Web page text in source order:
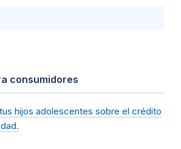
consumidores
hijos adolescentes sobre el crédito